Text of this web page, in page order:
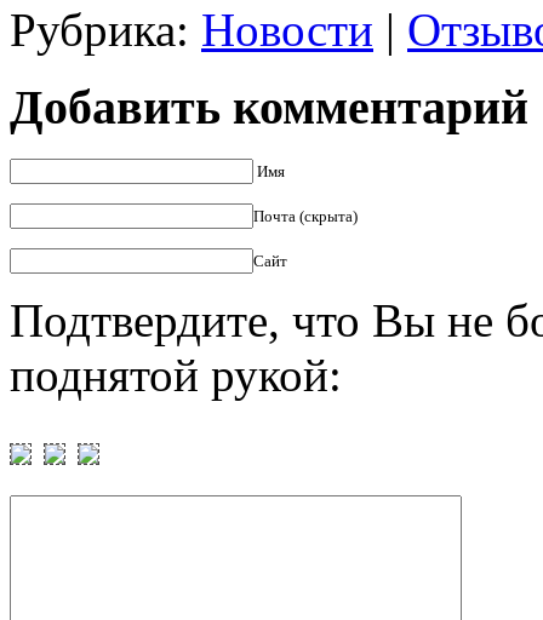
Рубрика: Новости |
Добавить комментарий
Имя
Почта (скрыта)
Сайт
Подтвердите, что Вы не
поднятой рукой: